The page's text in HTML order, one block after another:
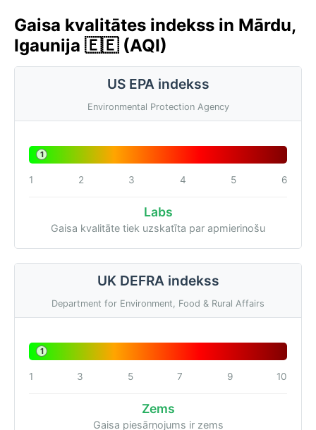
Gaisa kvalitātes indekss in Mārdu,
Igaunija 🇪🇪 (AQI)
US EPA indekss
Environmental Protection Agency
1
1 2 3 4 5 6
Labs
Gaisa kvalitāte tiek uzskatīta par apmierinošu
UK DEFRA indekss
Department for Environment, Food & Rural Affairs
1
1 3 5 7 9 10
Zems
Gaisa piesārņojums ir zems